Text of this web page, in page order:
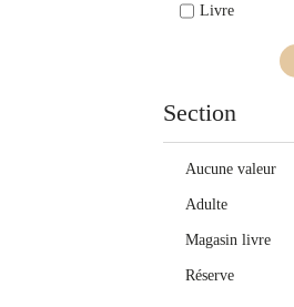
Livre
Section
Aucune valeur
Adulte
Magasin livre
Réserve